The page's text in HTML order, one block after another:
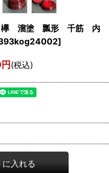
欅 溜塗 瓢形 千筋 内
]
円(税込)
に入れる